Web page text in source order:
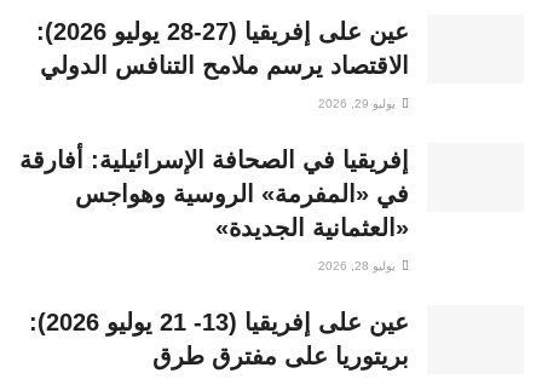
عين على إفريقيا (27-28 يوليو 2026):
الاقتصاد يرسم ملامح التنافس الدولي
يوليو 29, 2026
إفريقيا في الصحافة الإسرائيلية: أفارقة
في «المفرمة» الروسية وهواجس
«العثمانية الجديدة»
يوليو 28, 2026
عين على إفريقيا (13- 21 يوليو 2026):
بريتوريا على مفترق طرق